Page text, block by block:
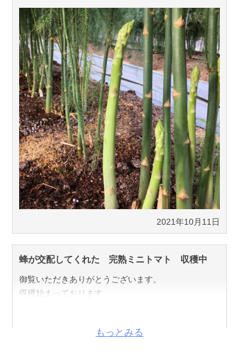
2021年10月11日
蜂が交配してくれた 完熟ミニトマト 収穫中
御覧いただきありがとうございます。
収穫始まっております
もっとみる